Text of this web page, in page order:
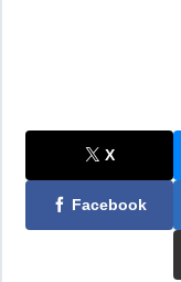
X
Facebook